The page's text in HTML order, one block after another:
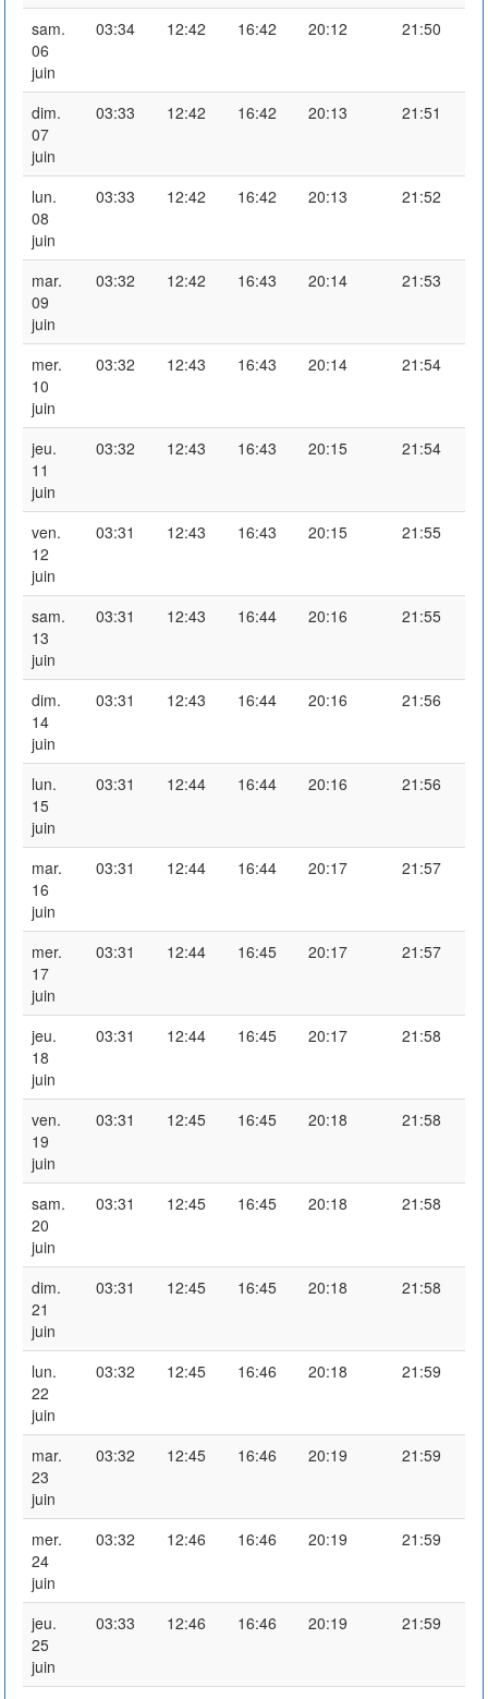
sam.
06
juin
03:34 12:42 16:42 20:12 21:50
dim.
07
juin
03:33 12:42 16:42 20:13 21:51
lun.
08
juin
03:33 12:42 16:42 20:13 21:52
mar.
09
juin
03:32 12:42 16:43 20:14 21:53
mer.
10
juin
03:32 12:43 16:43 20:14 21:54
jeu.
11
juin
03:32 12:43 16:43 20:15 21:54
ven.
12
juin
03:31 12:43 16:43 20:15 21:55
sam.
13
juin
03:31 12:43 16:44 20:16 21:55
dim.
14
juin
03:31 12:43 16:44 20:16 21:56
lun.
15
juin
03:31 12:44 16:44 20:16 21:56
mar.
16
juin
03:31 12:44 16:44 20:17 21:57
mer.
17
juin
03:31 12:44 16:45 20:17 21:57
jeu.
18
juin
03:31 12:44 16:45 20:17 21:58
ven.
19
juin
03:31 12:45 16:45 20:18 21:58
sam.
20
juin
03:31 12:45 16:45 20:18 21:58
dim.
21
juin
03:31 12:45 16:45 20:18 21:58
lun.
22
juin
03:32 12:45 16:46 20:18 21:59
mar.
23
juin
03:32 12:45 16:46 20:19 21:59
mer.
24
juin
03:32 12:46 16:46 20:19 21:59
jeu.
25
juin
03:33 12:46 16:46 20:19 21:59